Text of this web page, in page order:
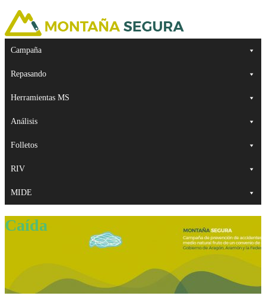
Campaña
Repasando
Herramientas MS
Análisis
Folletos
RIV
MIDE
Caída